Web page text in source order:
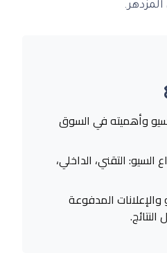
وأهميته في السوق
التقني، الداخلي،
والإعلانات المدفوعة